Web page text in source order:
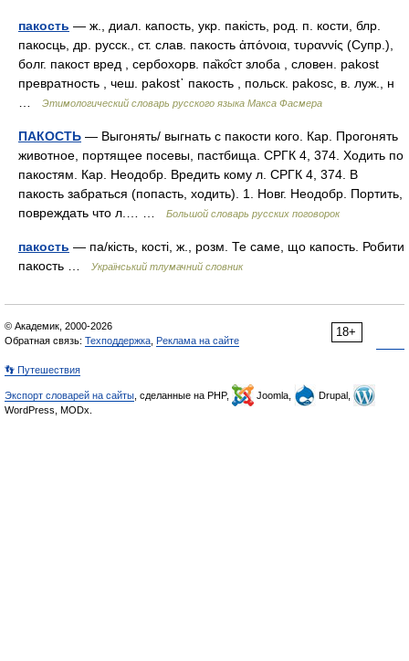
пакость — ж., диал. капость, укр. пакiсть, род. п. кости, блр.
пакосць, др. русск., ст. слав. пакость ἀπόνοια, τυραννίς (Супр.),
болг. пакост вред , сербохорв. па̏ко̑ст злоба , словен. pakost
превратность , чеш. раkоst᾽ пакость , польск. раkоsc, в. луж., н
Этимологический словарь русского языка Макса Фасмера
ПАКОСТЬ — Выгонять/ выгнать с пакости кого. Кар. Прогонять
животное, портящее посевы, пастбища. СРГК 4, 374. Ходить по
пакостям. Кар. Неодобр. Вредить кому л. СРГК 4, 374. В
пакость забраться (попасть, ходить). 1. Новг. Неодобр. Портить,
повреждать что л.… …
Большой словарь русских поговорок
пакость — па/кість, кості, ж., розм. Те саме, що капость. Робити
пакость …
Український тлумачний словник
18+
© Академик, 2000-2026
Обратная связь: Техподдержка Реклама на сайте
👣 Путешествия
Экспорт словарей на сайты , сделанные на PHP, Joomla,
Drupal,
WordPress, MODx.